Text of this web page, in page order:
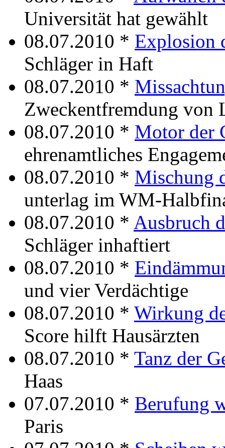
Universität hat gewählt
08.07.2010 * Explosion
Schläger in Haft
08.07.2010 *
Zweckentfremdung von
08.07.2010 * Motor der
ehrenamtliches
08.07.2010 * Mischung
unterlag im WM-
08.07.2010 * Ausbruch
Schläger inhaftiert
08.07.2010 *
und vier Verdächtige
08.07.2010 * Wirkung
Score hilft Hausärzten
08.07.2010 * Tanz der
Haas
07.07.2010 * Berufung
Paris